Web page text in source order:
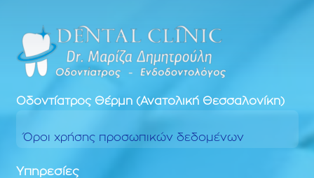
Οδοντίατρος Θέρμη (Ανατολική Θεσσαλονίκη)
Όροι χρήσης προσωπικών δεδομένων
Υπηρεσίες